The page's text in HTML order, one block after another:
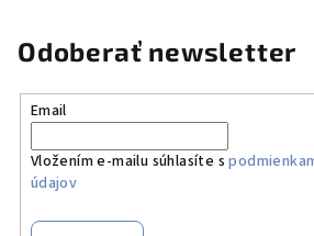
Odoberať newsletter
Email
Vložením e-mailu súhlasíte s
údajov